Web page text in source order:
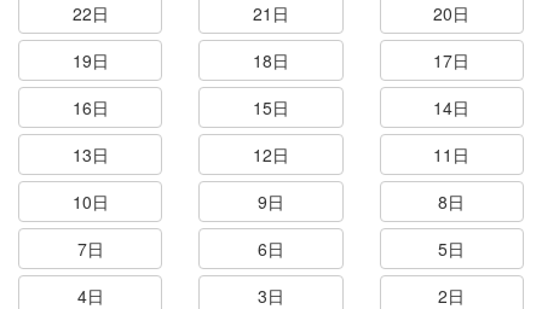
22日
21日
20日
19日
18日
17日
16日
15日
14日
13日
12日
11日
10日
9日
8日
7日
6日
5日
4日
3日
2日